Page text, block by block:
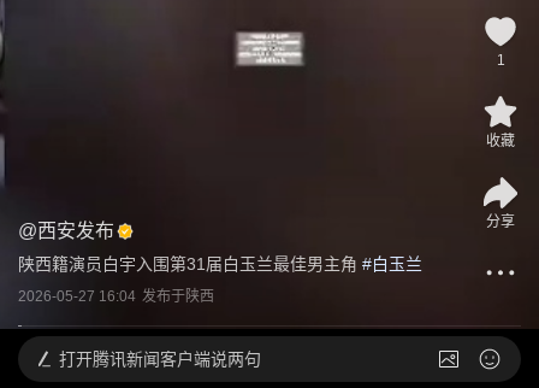
@西安发布
陕西籍演员白宇入围第31届白玉兰最佳男主角 #白玉兰
2026-05-27 16:04 发布于陕西
1
收藏
分享
打开腾讯新闻客户端说两句